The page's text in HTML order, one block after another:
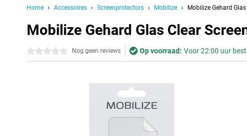
Home Accessoires Screenprotectors Mobilize Mobilize Gehard
Mobilize Gehard Glas Clear
0 sterren Nog geen reviews Op voorraad: Voor 22:00 uur